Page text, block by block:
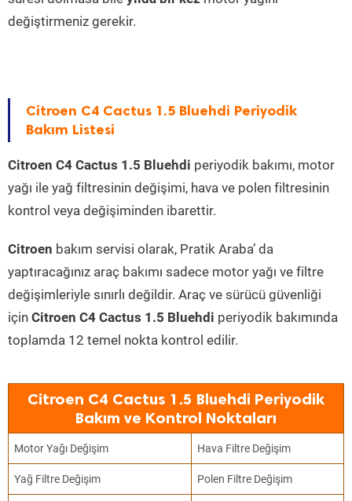
değiştirmeniz gerekir.
Citroen C4 Cactus 1.5 Bluehdi Periyodik
Bakım Listesi
Citroen C4 Cactus 1.5 Bluehdi periyodik bakımı, motor
yağı ile yağ filtresinin değişimi, hava ve polen filtresinin
kontrol veya değişiminden ibarettir.
Citroen bakım servisi olarak, Pratik Araba’ da
yaptıracağınız araç bakımı sadece motor yağı ve filtre
değişimleriyle sınırlı değildir. Araç ve sürücü güvenliği
için Citroen C4 Cactus 1.5 Bluehdi periyodik bakımında
toplamda 12 temel nokta kontrol edilir.
Citroen C4 Cactus 1.5 Bluehdi Periyodik
Bakım ve Kontrol Noktaları
Motor Yağı Değişim Hava Filtre Değişim
Yağ Filtre Değişim Polen Filtre Değişim